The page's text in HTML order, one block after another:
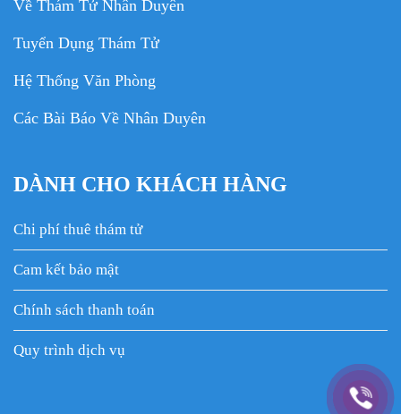
Về Thám Tử Nhân Duyên
Tuyển Dụng Thám Tử
Hệ Thống Văn Phòng
Các Bài Báo Về Nhân Duyên
DÀNH CHO KHÁCH HÀNG
Chi phí thuê thám tử
Cam kết bảo mật
Chính sách thanh toán
Quy trình dịch vụ